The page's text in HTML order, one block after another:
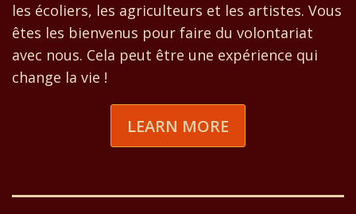
les écoliers, les agriculteurs et les artistes. Vous
êtes les bienvenus pour faire du volontariat
avec nous. Cela peut être une expérience qui
change la vie !
LEARN MORE